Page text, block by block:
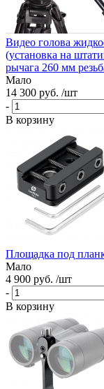
Видео голова
(установка на
рычага 260 мм
Мало
14 300 руб. /шт
-
В корзину
Площадка под
Мало
4 900 руб. /шт
-
В корзину